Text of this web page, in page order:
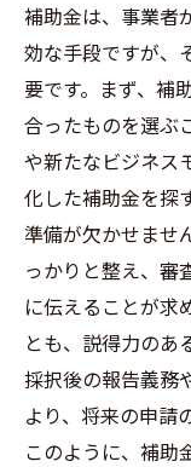
補助金は、事業者
効な手段ですが、
要です。まず、補
合ったものを選ぶ
や新たなビジネス
化した補助金を探
準備が欠かせませ
っかりと整え、審
に伝えることが求
とも、説得力のあ
採択後の報告義務
より、将来の申請
このように、補助